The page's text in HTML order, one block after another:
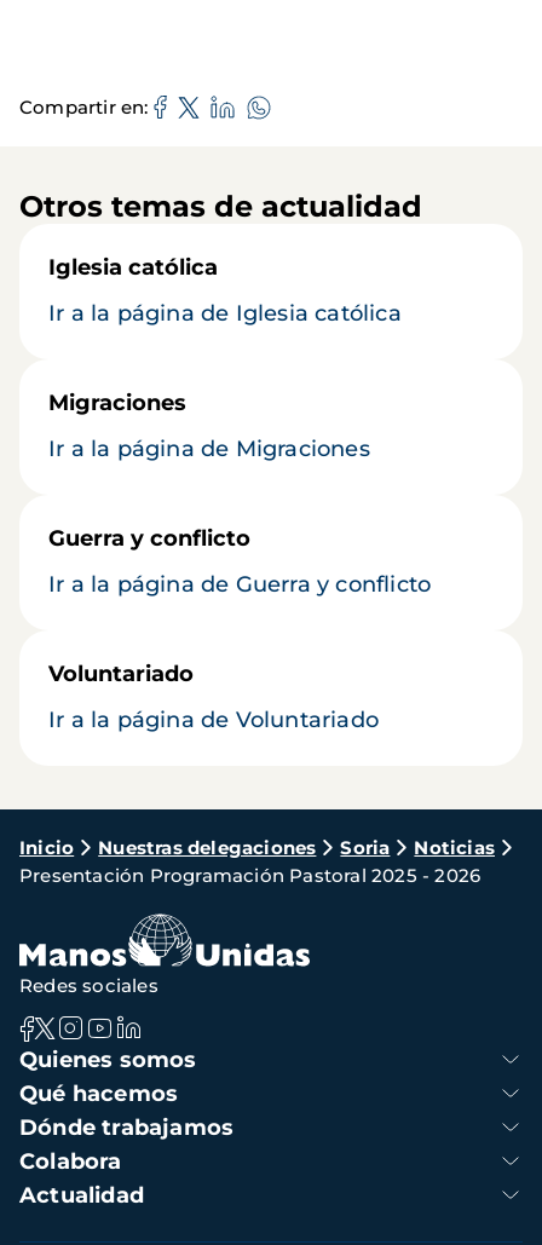
Compartir en
Otros temas de actualidad
Iglesia católica
Ir a la página de Iglesia católica
Migraciones
Ir a la página de Migraciones
Guerra y conflicto
Ir a la página de Guerra y conflicto
Voluntariado
Ir a la página de Voluntariado
Ruta
de
navegación
Inicio Nuestras delegaciones Soria
Noticias
Presentación Programación Pastoral 2025 - 2026
Navegación
principal
Quienes somos
Qué hacemos
Dónde trabajamos
Colabora
Actualidad
Redes sociales